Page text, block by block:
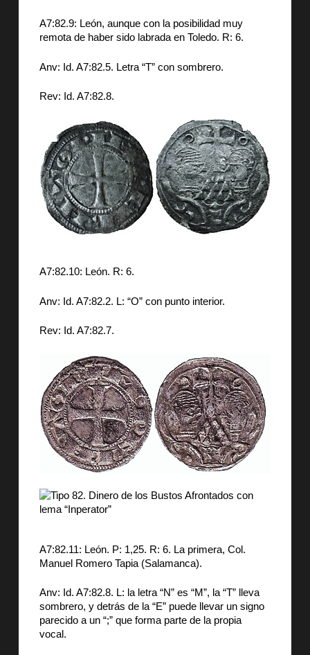
A7:82.9: León, aunque con la posibilidad muy
remota de haber sido labrada en Toledo. R: 6.
Anv: Id. A7:82.5. Letra “T” con sombrero.
Rev: Id. A7:82.8.
A7:82.10: León. R: 6.
Anv: Id. A7:82.2. L: “O” con punto interior.
Rev: Id. A7:82.7.
A7:82.11: León. P: 1,25. R: 6. La primera, Col.
Manuel Romero Tapia (Salamanca).
Anv: Id. A7:82.8. L: la letra “N” es “M”, la “T” lleva
sombrero, y detrás de la “E” puede llevar un signo
parecido a un “;” que forma parte de la propia
vocal.